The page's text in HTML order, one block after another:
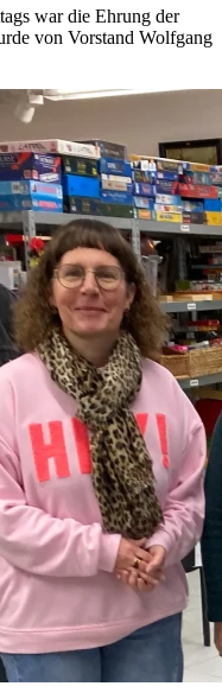
war die Ehrung der
von Vorstand Wolfgang